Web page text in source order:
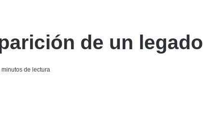
de un legado
minutos de lectura